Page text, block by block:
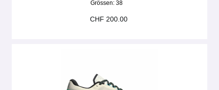
Grössen: 38
CHF 200.00